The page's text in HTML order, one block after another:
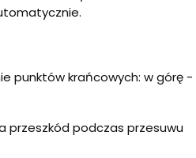
punktów krańcowych: w górę -
przeszkód podczas przesuwu